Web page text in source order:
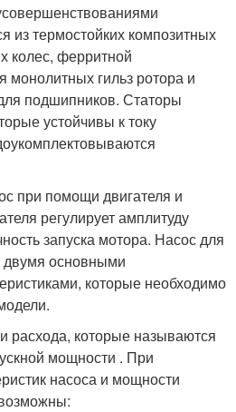
из термостойких композитных
колес, ферритной
гильз ротора и
подшипников. Статоры
устойчивы к току
при помощи двигателя и
регулирует амплитуду
запуска мотора. Насос для
двумя основными
которые необходимо
расхода, которые называются
мощности . При
насоса и мощности